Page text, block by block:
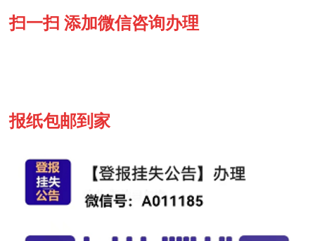
扫一扫 添加微信咨询办理
报纸包邮到家